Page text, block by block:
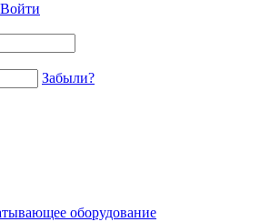
Войти
Забыли?
оборудование